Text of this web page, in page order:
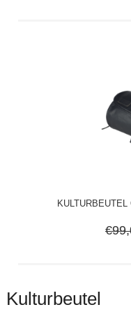
Kulturbeutel